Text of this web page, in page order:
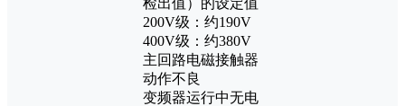
200V级：约190V
400V级：约380V
主回路电磁接触器
动作不良
变频器运行中无电